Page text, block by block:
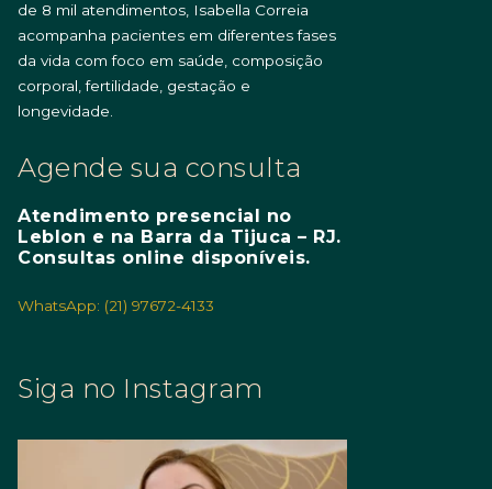
de 8 mil atendimentos, Isabella Correia
acompanha pacientes em diferentes fases
da vida com foco em saúde, composição
corporal, fertilidade, gestação e
longevidade.
Agende sua consulta
Atendimento presencial no
Leblon e na Barra da Tijuca – RJ.
Consultas online disponíveis.
WhatsApp: (21) 97672-4133
Siga no Instagram